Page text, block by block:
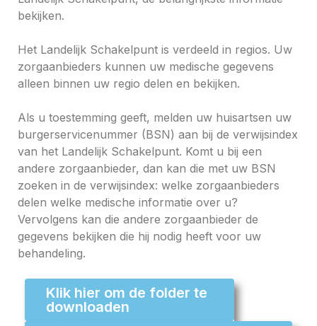
bekijken.
Het Landelijk Schakelpunt is verdeeld in regios. Uw
zorgaanbieders kunnen uw medische gegevens
alleen binnen uw regio delen en bekijken.
Als u toestemming geeft, melden uw huisartsen uw
burgerservicenummer (BSN) aan bij de verwijsindex
van het Landelijk Schakelpunt. Komt u bij een
andere zorgaanbieder, dan kan die met uw BSN
zoeken in de verwijsindex: welke zorgaanbieders
delen welke medische informatie over u?
Vervolgens kan die andere zorgaanbieder de
gegevens bekijken die hij nodig heeft voor uw
behandeling.
Klik hier om de folder te
downloaden